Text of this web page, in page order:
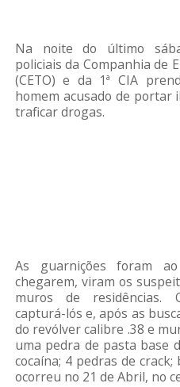
Na noite do último
policiais da Companhia de
(CETO) e da 1ª CIA
homem acusado de portar
traficar drogas.
As guarnições foram
chegarem, viram os
muros de residências.
capturá-lós e, após as
do revólver calibre .38 e
uma pedra de pasta base
cocaína; 4 pedras de crack;
ocorreu no 21 de Abril, no